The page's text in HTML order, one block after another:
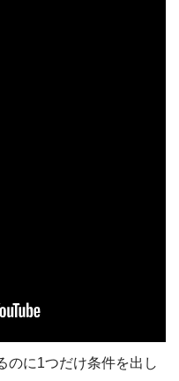
のに1つだけ条件を出し